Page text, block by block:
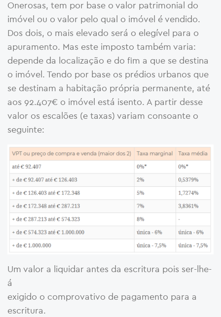
Onerosas, tem por base o valor patrimonial do
imóvel ou o valor pelo qual o imóvel é vendido.
Dos dois, o mais elevado será o elegível para o
apuramento. Mas este imposto também varia:
depende da localização e do fim a que se destina
o imóvel. Tendo por base os prédios urbanos que
se destinam a habitação própria permanente, até
aos 92.407€ o imóvel está isento. A partir desse
valor os escalões (e taxas) variam consoante o
seguinte:
Um valor a liquidar antes da escritura pois ser-lhe-
á
exigido o comprovativo de pagamento para a
escritura.